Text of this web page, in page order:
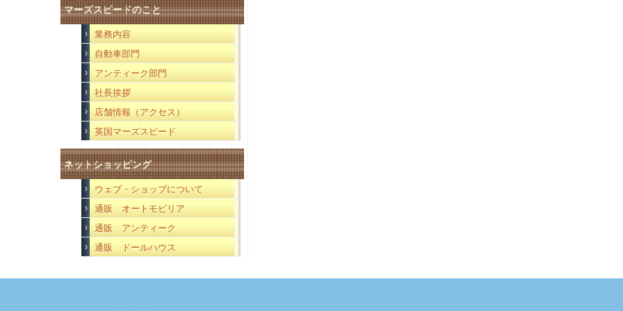
マーズスピードのこと
業務内容
自動車部門
アンティーク部門
社長挨拶
店舗情報（アクセス）
英国マーズスピード
ネットショッピング
ウェブ・ショップについて
通販 オートモビリア
通販 アンティーク
通販 ドールハウス